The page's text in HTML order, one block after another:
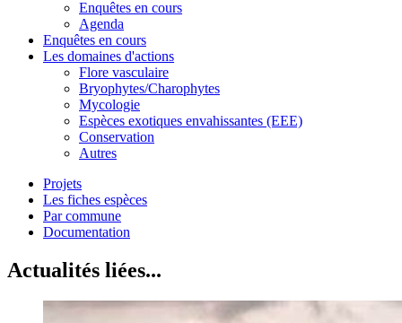
Enquêtes en cours
Agenda
Enquêtes en cours
Les domaines d'actions
Flore vasculaire
Bryophytes/Charophytes
Mycologie
Espèces exotiques envahissantes (EEE)
Conservation
Autres
Projets
Les fiches espèces
Par commune
Documentation
Actualités liées...